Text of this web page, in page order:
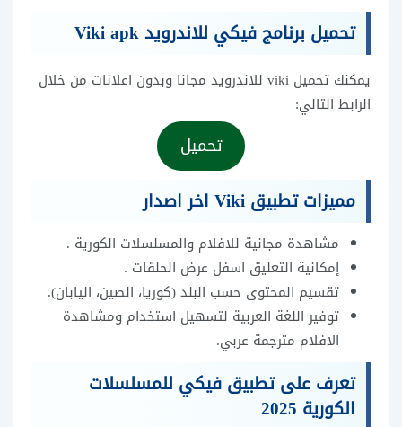
تحميل برنامج فيكي للاندرويد Viki apk
يمكنك تحميل viki للاندرويد مجانا وبدون اعلانات من خلال
الرابط التالي:
تحميل
مميزات تطبيق Viki اخر اصدار
مشاهدة مجانية للافلام والمسلسلات الكورية .
إمكانية التعليق اسفل عرض الحلقات .
تقسيم المحتوى حسب البلد (كوريا، الصين، اليابان).
توفير اللغة العربية لتسهيل استخدام ومشاهدة
الافلام مترجمة عربي.
تعرف على تطبيق فيكي للمسلسلات
الكورية 2025